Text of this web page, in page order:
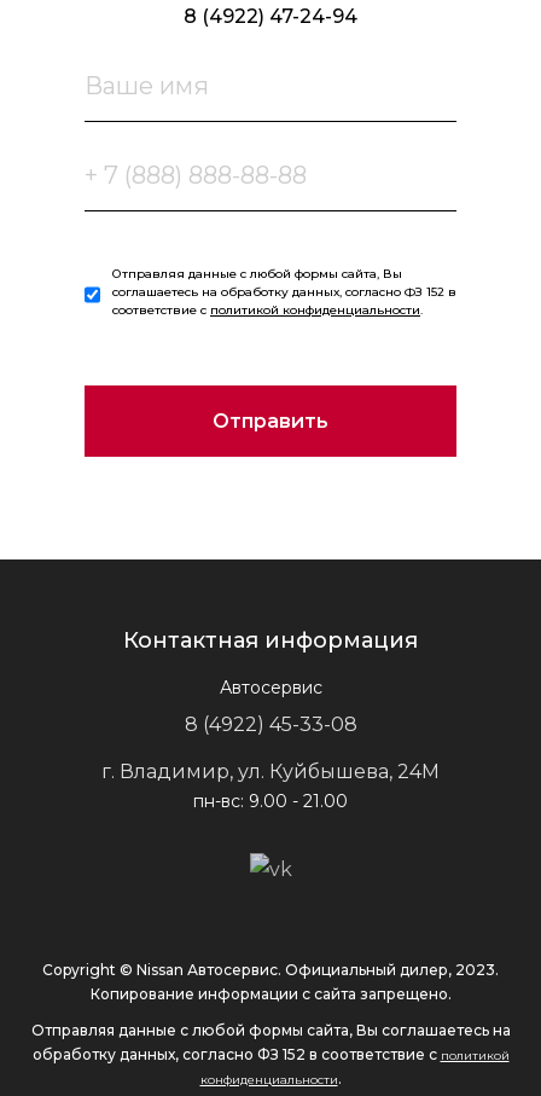
8 (4922) 47-24-94
Отправляя данные с любой формы сайта, Вы
соглашаетесь на обработку данных, согласно ФЗ 152 в
соответствие с политикой конфиденциальности.
Контактная информация
Автосервис
8 (4922) 45-33-08
г. Владимир, ул. Куйбышева, 24М
пн-вс: 9.00 - 21.00
Copyright © Nissan Автосервис. Официальный дилер, 2023.
Копирование информации с сайта запрещено.
Отправляя данные с любой формы сайта, Вы соглашаетесь на
обработку данных, согласно ФЗ 152 в соответствие с политикой
конфиденциальности.